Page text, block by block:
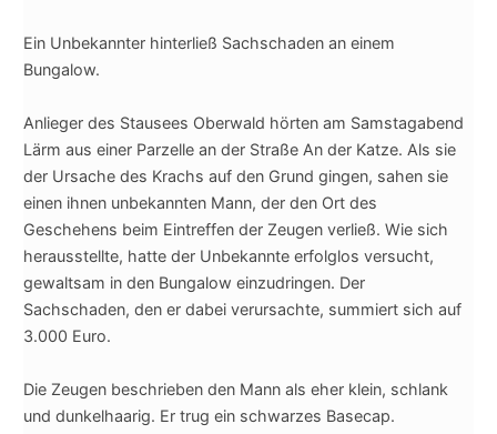
Ein Unbekannter hinterließ Sachschaden an einem
Bungalow.
Anlieger des Stausees Oberwald hörten am Samstagabend
Lärm aus einer Parzelle an der Straße An der Katze. Als sie
der Ursache des Krachs auf den Grund gingen, sahen sie
einen ihnen unbekannten Mann, der den Ort des
Geschehens beim Eintreffen der Zeugen verließ. Wie sich
herausstellte, hatte der Unbekannte erfolglos versucht,
gewaltsam in den Bungalow einzudringen. Der
Sachschaden, den er dabei verursachte, summiert sich auf
3.000 Euro.
Die Zeugen beschrieben den Mann als eher klein, schlank
und dunkelhaarig. Er trug ein schwarzes Basecap.